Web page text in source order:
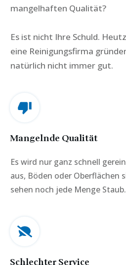
mangelhaften Qualität?
Es ist nicht Ihre Schuld.
eine Reinigungsfirma
natürlich nicht immer gut.
Mangelnde Qualität
Es wird nur ganz schnell
aus, Böden oder Oberflächen
sehen noch jede Menge Staub.
Schlechter Service